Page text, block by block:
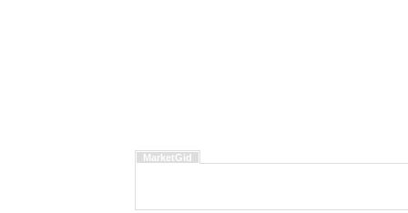
MarketGid